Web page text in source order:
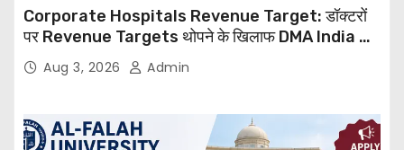
Corporate Hospitals Revenue Target: डॉक्टरों
पर Revenue Targets थोपने के खिलाफ DMA India का
बड़ा कदम, NHRC से Suo Motu जांच की मांग
Aug 3, 2026 Admin